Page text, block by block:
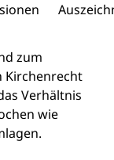
zum
Kirchenrecht
Verhältnis
wie